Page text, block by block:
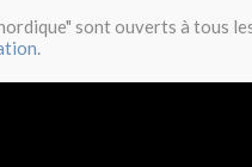
sont ouverts à tous
.